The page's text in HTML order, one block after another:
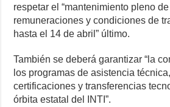
respetar el “mantenimiento pleno
remuneraciones y condiciones de
hasta el 14 de abril” último.
También se deberá garantizar “la
los programas de asistencia
certificaciones y transferencias
órbita estatal del INTI”.